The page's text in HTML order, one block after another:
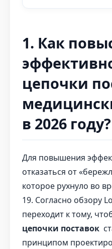
1. Как
цепочки
в 2026 году?
Для повышения
отказаться от
которое рухнуло во
19. Согласно обзору
переходит к тому,
цепочки поставок
принципом